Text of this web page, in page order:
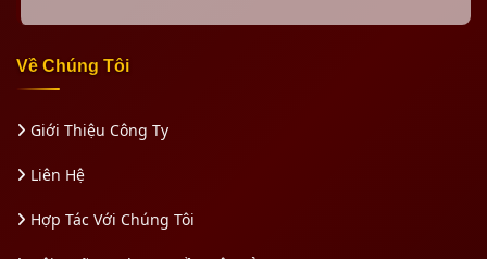
Về Chúng Tôi
Giới Thiệu Công Ty
Liên Hệ
Hợp Tác Với Chúng Tôi